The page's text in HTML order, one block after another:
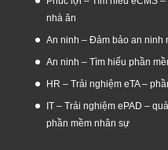
nhà ăn
An ninh – Đảm bảo an ninh
An ninh – Tìm hiểu phần
HR – Trải nghiệm eTA –
IT – Trải nghiệm ePAD –
phần mềm nhân sự